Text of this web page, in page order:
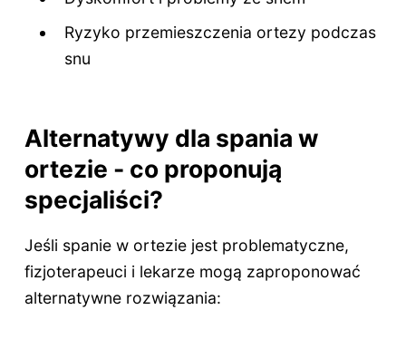
Ryzyko przemieszczenia ortezy podczas
snu
Alternatywy dla spania w
ortezie - co proponują
specjaliści?
Jeśli spanie w ortezie jest problematyczne,
fizjoterapeuci i lekarze mogą zaproponować
alternatywne rozwiązania: